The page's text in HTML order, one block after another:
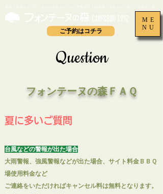
ご予約はコチラ
ME
NU
Question
フォンテーヌの森ＦＡＱ
夏に多いご質問
台風などの警報が出た場合
大雨警報、強風警報などが出た場合、サイト料金ＢＢＱ
場使用料金など
ご連絡をいただければキャンセル料は無料となります。